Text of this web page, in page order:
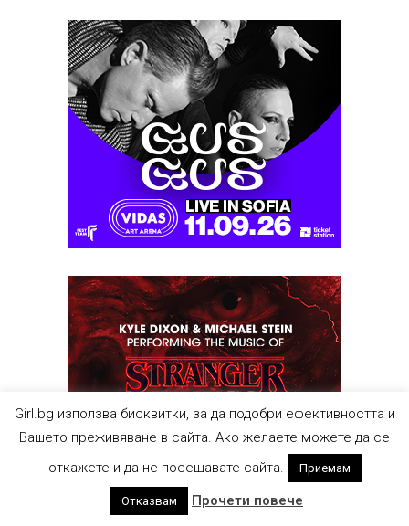
Girl.bg използва бисквитки, за да подобри ефективността и
Вашето преживяване в сайта. Ако желаете можете да се
откажете и да не посещавате сайта.
Приемам
Отказвам Прочети повече